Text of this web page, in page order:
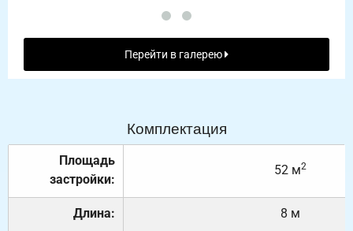
Перейти в галерею
Комплектация
Площадь
застройки:
52 м2
Длина: 8 м